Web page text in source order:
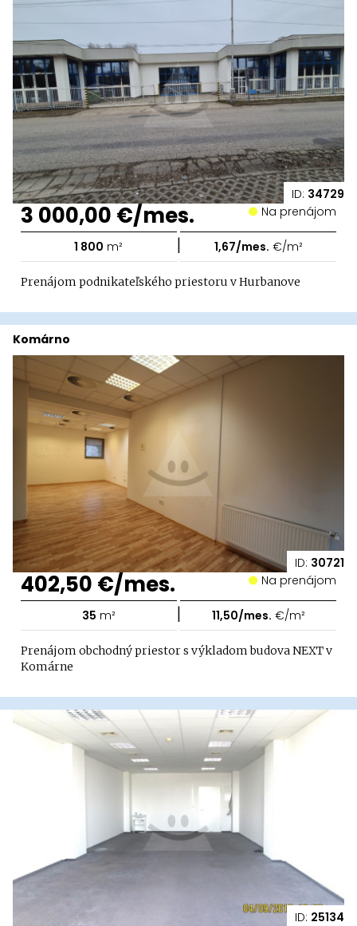
ID: 34729
3 000,00 €/mes. Na prenájom
1 800 m² | 1,67/mes. €/m²
Prenájom podnikateľského priestoru v Hurbanove
ID: 30721
Komárno
402,50 €/mes. Na prenájom
35 m² | 11,50/mes. €/m²
Prenájom obchodný priestor s výkladom budova NEXT v
Komárne
ID: 25134